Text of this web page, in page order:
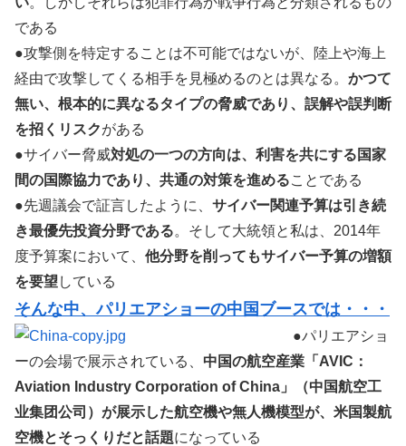
である
●攻撃側を特定することは不可能ではないが、陸上や海上
経由で攻撃してくる相手を見極めるのとは異なる。 かつて
無い、根本的に異なるタイプの脅威であり、誤解や誤判断
を招くリスクがある
●サイバー脅威対処の一つの方向は、利害を共にする国家
間の国際協力であり、共通の対策を進めることである
●先週議会で証言したように、 サイバー関連予算は引き続
き最優先投資分野である。そして大統領と私は、2014年
度予算案において、 他分野を削ってもサイバー予算の増額
を要望している
そんな中、パリエアショーの中国ブースでは・・・
●パリエアショ
ーの会場で展示されている、 中国の航空産業「AVIC：
Aviation Industry Corporation of China」（中国航空工
业集团公司）が展示した航空機や無人機模型が、米国製航
空機とそっくりだと話題になっている